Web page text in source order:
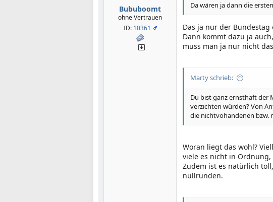
Bububoomt
ohne Vertrauen
ID: 10361
Da wären ja dann die
Das ja nur der
Dann kommt dazu ja
muss man ja nur nicht
Marty schrieb:
Du bist ganz ernsthaft der
verzichten würden? Von
die nichtvohandenen
Woran liegt das wohl?
viele es nicht in
Zudem ist es natürlich
nullrunden.